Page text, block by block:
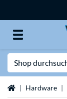
StartseiteHardware